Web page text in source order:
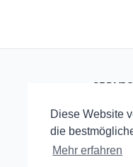
Diese Website
die
Mehr erfahren
RSS